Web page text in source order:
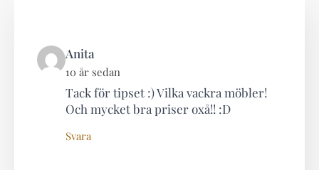
Anita
10 år sedan
Tack för tipset :) Vilka vackra möbler!
Och mycket bra priser oxå!! :D
Svara